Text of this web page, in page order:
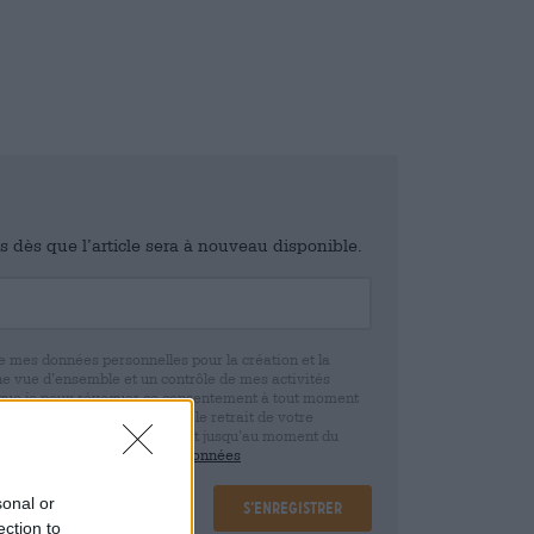
or
to
que l’article sera à nouveau disponible.
données personnelles pour la création et la
vue d’ensemble et un contrôle de mes activités
je peux révoquer ce consentement à tout moment
Nous vous informons que le retrait de votre
de votre consentement jusqu’au moment du
de protection des données
S’enregistrer